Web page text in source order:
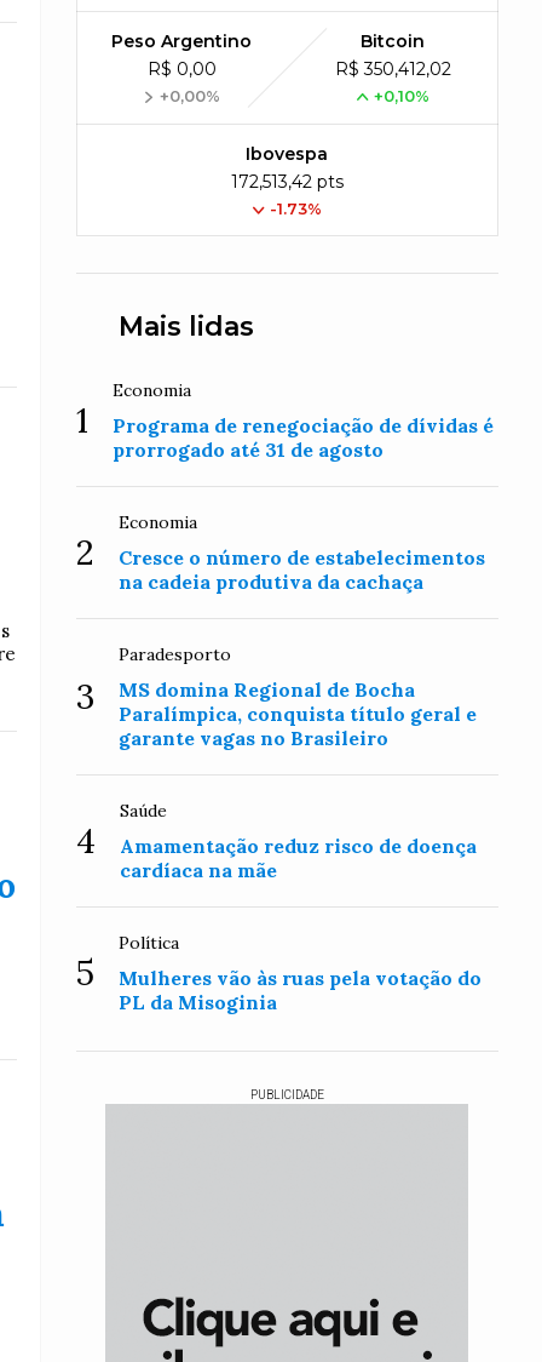
Peso Argentino
R$ 0,00
+0,00%
Bitcoin
R$ 350,412,02
+0,10%
Ibovespa
172,513,42 pts
-1.73%
Mais lidas
1
Economia
Programa de renegociação de dívidas é
prorrogado até 31 de agosto
2
Economia
Cresce o número de estabelecimentos
na cadeia produtiva da cachaça
3
Paradesporto
MS domina Regional de Bocha
Paralímpica, conquista título geral e
garante vagas no Brasileiro
4
Saúde
Amamentação reduz risco de doença
cardíaca na mãe
5
Política
Mulheres vão às ruas pela votação do
PL da Misoginia
PUBLICIDADE